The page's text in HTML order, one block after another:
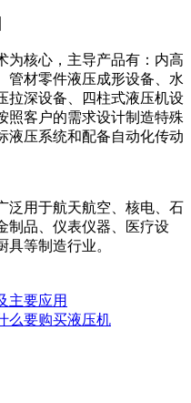
核心，主导产品有：内高
管材零件液压成形设备、水
拉深设备、四柱式液压机设
照客户的需求设计制造特殊
液压系统和配备自动化传动
用于航天航空、核电、石
制品、仪表仪器、医疗设
等制造行业。
主要应用
么要购买液压机